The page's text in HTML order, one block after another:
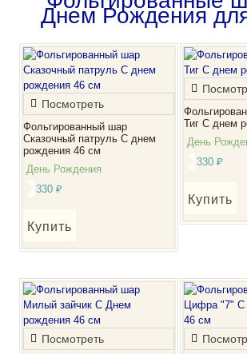
Днем Рождения
Посмотреть
Фольгированный шар
Сказочный патруль С днем
рождения 46 см
День Рождения
330 ₽
Купить
Тиг С днем
День
330 ₽
Купить
Посмотреть